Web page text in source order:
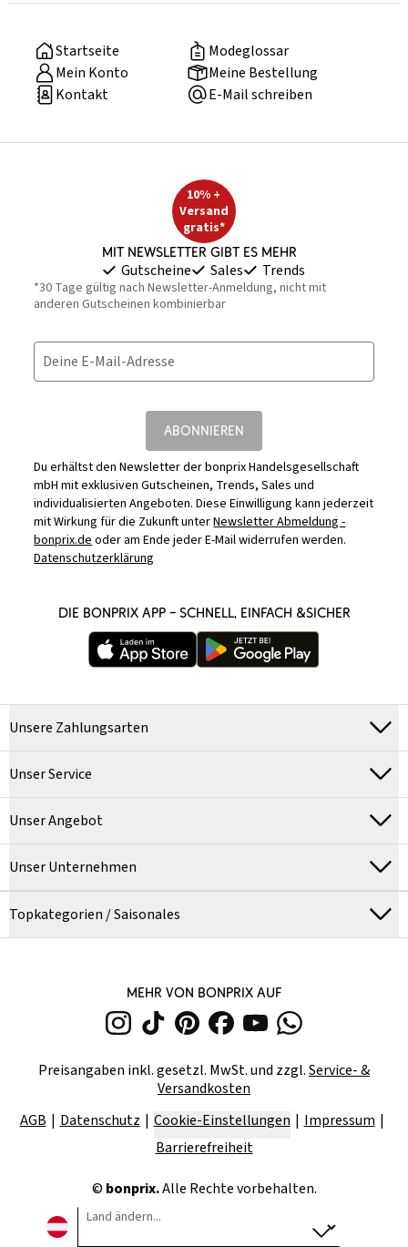
Startseite
Modeglossar
Mein Konto
Meine Bestellung
Kontakt
E-Mail schreiben
10% +
Versand
gratis*
Mit Newsletter gibt es mehr
Gutscheine Sales Trends
*30 Tage gültig nach Newsletter-Anmeldung, nicht mit
anderen Gutscheinen kombinierbar
Deine E-Mail-Adresse
ABONNIEREN
Du erhältst den Newsletter der bonprix Handelsgesellschaft
mbH mit exklusiven Gutscheinen, Trends, Sales und
individualisierten Angeboten. Diese Einwilligung kann jederzeit
mit Wirkung für die Zukunft unterNewsletter Abmeldung -
bonprix.deoder am Ende jeder E-Mail widerrufen werden.
Datenschutzerklärung
DIE BONPRIX APP – SCHNELL, EINFACH &SICHER
Unsere Zahlungsarten
Unser Service
Unser Angebot
Unser Unternehmen
Topkategorien / Saisonales
MEHR VON BONPRIX AUF
Preisangaben inkl. gesetzl. MwSt. und zzgl.Service- &
Versandkosten
AGB
Datenschutz Cookie-Einstellungen
Impressum
Barrierefreiheit
© bonprix.Alle Rechte vorbehalten.
Land ändern...